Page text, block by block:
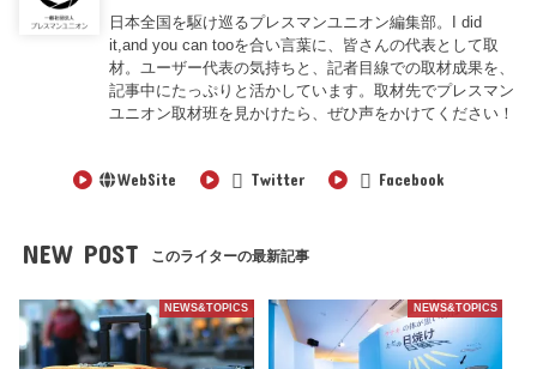
日本全国を駆け巡るプレスマンユニオン編集部。I did
it,and you can tooを合い言葉に、皆さんの代表として取
材。ユーザー代表の気持ちと、記者目線での取材成果を、
記事中にたっぷりと活かしています。取材先でプレスマン
ユニオン取材班を見かけたら、ぜひ声をかけてください！
WebSite Twitter Facebook
NEW POST このライターの最新記事
NEWS&TOPICS NEWS&TOPICS